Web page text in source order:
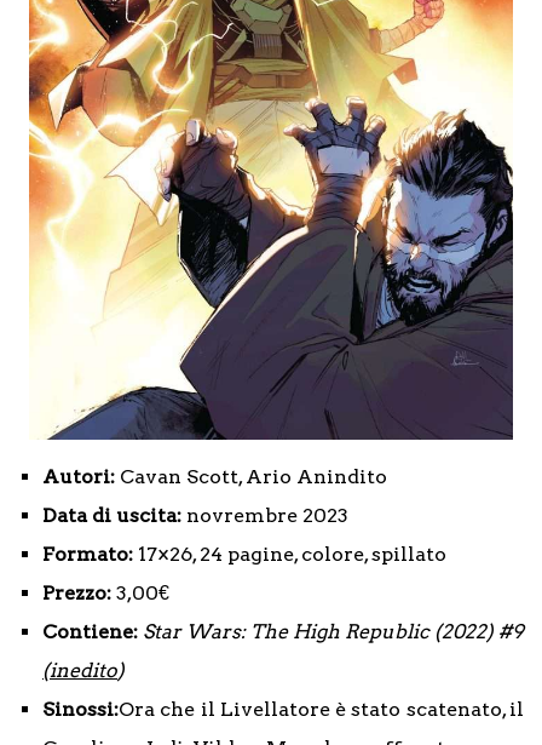
Autori: Cavan Scott, Ario Anindito
Data di uscita: novrembre 2023
Formato: 17×26, 24 pagine, colore, spillato
Prezzo: 3,00€
Contiene: Star Wars: The High Republic (2022) #9
(inedito)
Sinossi:Ora che il Livellatore è stato scatenato, il